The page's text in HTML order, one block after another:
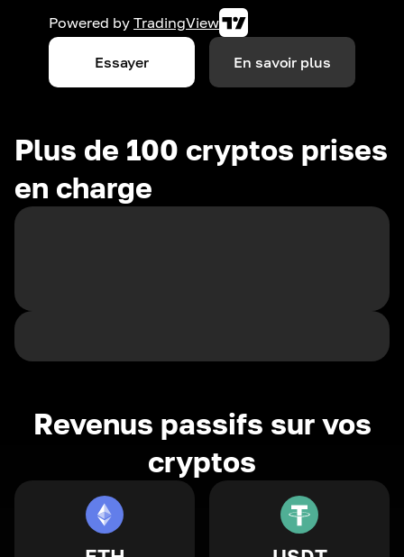
Powered by TradingView
Essayer En savoir plus
Plus de 100 cryptos prises
en charge
Revenus passifs sur vos
cryptos